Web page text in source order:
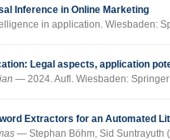
Inference in Online Marketing
in application. Wiesbaden:
Legal aspects, application
2024. Aufl. Wiesbaden:
Extractors for an Automated
Stephan Böhm, Sid Suntrayuth